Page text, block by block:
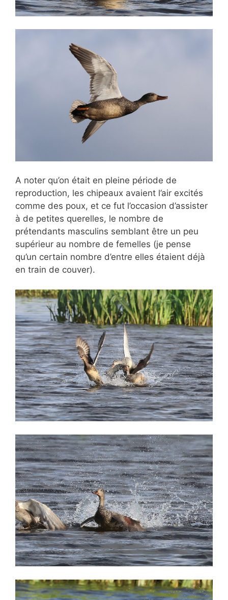
A noter qu’on était en pleine période de
reproduction, les chipeaux avaient l’air excités
comme des poux, et ce fut l’occasion d’assister
à de petites querelles, le nombre de
prétendants masculins semblant être un peu
supérieur au nombre de femelles (je pense
qu’un certain nombre d’entre elles étaient déjà
en train de couver).